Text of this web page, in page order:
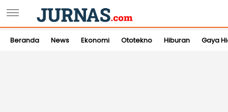
Beranda News Ekonomi Ototekno Hiburan Gaya